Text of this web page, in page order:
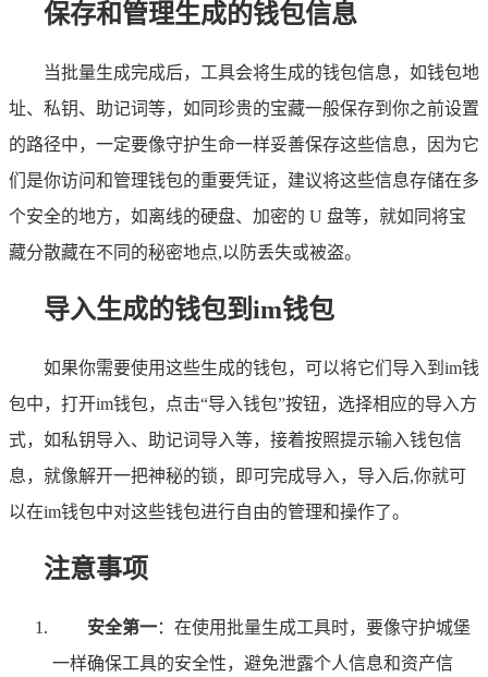
保存和管理生成的钱包信息
当批量生成完成后，工具会将生成的钱包信息，如钱包地
址、私钥、助记词等，如同珍贵的宝藏一般保存到你之前设置
的路径中，一定要像守护生命一样妥善保存这些信息，因为它
们是你访问和管理钱包的重要凭证，建议将这些信息存储在多
个安全的地方，如离线的硬盘、加密的 U 盘等，就如同将宝
藏分散藏在不同的秘密地点,以防丢失或被盗。
导入生成的钱包到im钱包
如果你需要使用这些生成的钱包，可以将它们导入到im钱
包中，打开im钱包，点击“导入钱包”按钮，选择相应的导入方
式，如私钥导入、助记词导入等，接着按照提示输入钱包信
息，就像解开一把神秘的锁，即可完成导入，导入后,你就可
以在im钱包中对这些钱包进行自由的管理和操作了。
注意事项
安全第一：在使用批量生成工具时，要像守护城堡
一样确保工具的安全性，避免泄露个人信息和资产信